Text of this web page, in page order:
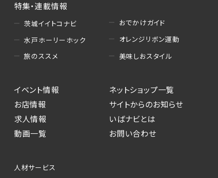
・読者プレゼント、アンケート等、当サービスが実
施するキャンペーンの抽選、当選者への連絡及
び発送 ・ユーザーの趣向や属性情報等の分析
（5）広告主への問い合わせ・応募等への対応
・本サービスを通じて求人広告に応募した際の
選考に関する連絡
・本サービスを通じて店舗への来店予約を登録
した際の内容確認、返答
本サービスが収集する個人情報は、ご本人の意
特集・連載情報
茨城イイトコナビ
水戸ホーリーホック
旅のススメ
おでかけガイド
オレンジリボン運動
美味しおスタイル
イベント情報
お店情報
求人情報
動画一覧
ネットショップ一覧
サイトからのお知らせ
いばナビとは
お問い合わせ
人材サービス